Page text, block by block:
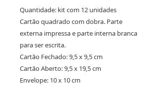
Quantidade: kit com 12 unidades
Cartão quadrado com dobra. Parte
externa impressa e parte interna branca
para ser escrita.
Cartão Fechado: 9,5 x 9,5 cm
Cartão Aberto: 9,5 x 19,5 cm
Envelope: 10 x 10 cm